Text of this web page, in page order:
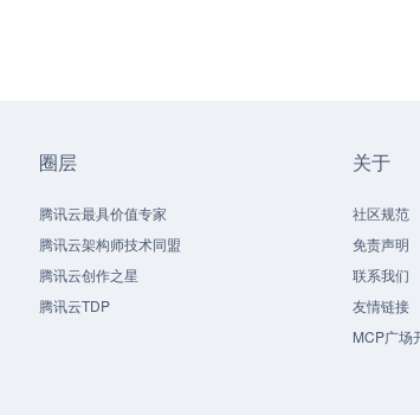
圈层
腾讯云最具价值专家
腾讯云架构师技术同盟
腾讯云创作之星
腾讯云TDP
关于
社区规范
免责声明
联系我们
友情链接
MCP广场